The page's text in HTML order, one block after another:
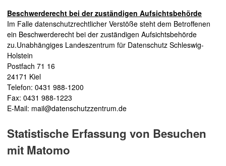
Beschwerderecht bei der zuständigen Aufsichtsbehörde
Im Falle datenschutzrechtlicher Verstöße steht dem Betroffenen
ein Beschwerderecht bei der zuständigen Aufsichtsbehörde
zu.Unabhängiges Landeszentrum für Datenschutz Schleswig-
Holstein
Postfach 71 16
24171 Kiel
Telefon: 0431 988-1200
Fax: 0431 988-1223
E-Mail: mail@datenschutzzentrum.de
Statistische Erfassung von Besuchen
mit Matomo